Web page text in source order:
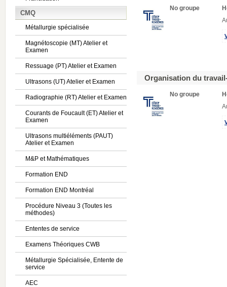
CMQ
Métallurgie spécialisée
Magnétoscopie (MT) Atelier et
Examen
Ressuage (PT) Atelier et Examen
Ultrasons (UT) Atelier et Examen
Radiographie (RT) Atelier et Examen
Courants de Foucault (ET) Atelier et
Examen
Ultrasons multiéléments (PAUT)
Atelier et Examen
M&P et Mathématiques
Formation END
Formation END Montréal
Procédure Niveau 3 (Toutes les
méthodes)
Ententes de service
Examens Théoriques CWB
Métallurgie Spécialisée, Entente de
service
AEC
No groupe
Organisation du
No groupe